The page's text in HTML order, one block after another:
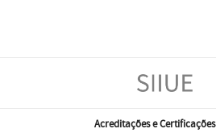
Acreditações e Certificações